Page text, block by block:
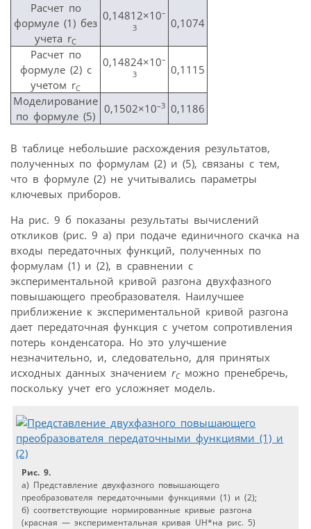
Расчет по
формуле (1) без
учета rC
0,14812×10–
3
0,1074
Расчет по
формуле (2) c
учетом rC
0,14824×10–
3
0,1115
Моделирование
по формуле (5)
0,1502×10–3 0,1186
В таблице небольшие расхождения результатов,
полученных по формулам (2) и (5), связаны с тем,
что в формуле (2) не учитывались параметры
ключевых приборов.
На рис. 9 б показаны результаты вычислений
откликов (рис. 9 а) при подаче единичного скачка на
входы передаточных функций, полученных по
формулам (1) и (2), в сравнении с
экспериментальной кривой разгона двухфазного
повышающего преобразователя. Наилучшее
приближение к экспериментальной кривой разгона
дает передаточная функция с учетом сопротивления
потерь конденсатора. Но это улучшение
незначительно, и, следовательно, для принятых
исходных данных значением rCможно пренебречь,
поскольку учет его усложняет модель.
Рис. 9.
а) Представление двухфазного повышающего
преобразователя передаточными функциями (1) и (2);
б) соответствующие нормированные кривые разгона
(красная — экспериментальная кривая UH*на рис. 5)